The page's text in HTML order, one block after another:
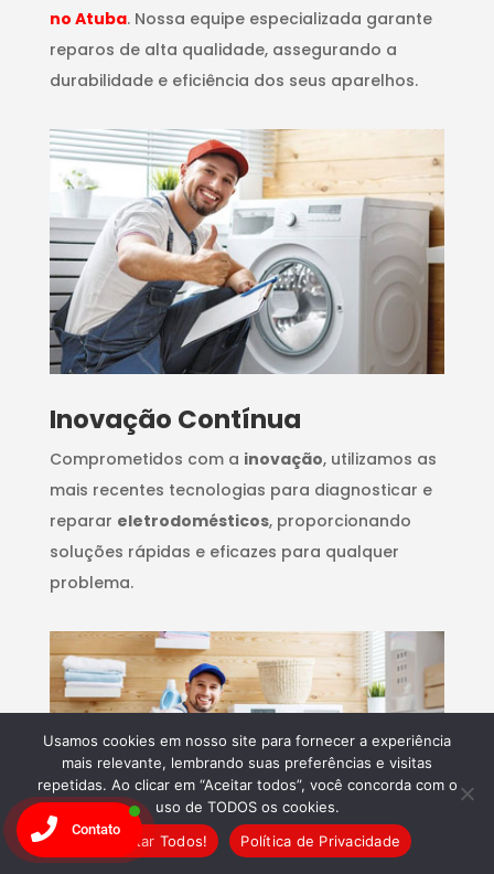
no Atuba. Nossa equipe especializada garante
reparos de alta qualidade, assegurando a
durabilidade e eficiência dos seus aparelhos.
Inovação Contínua
Comprometidos com a inovação, utilizamos as
mais recentes tecnologias para diagnosticar e
reparar eletrodomésticos, proporcionando
soluções rápidas e eficazes para qualquer
problema.
Usamos cookies em nosso site para fornecer a experiência
mais relevante, lembrando suas preferências e visitas
repetidas. Ao clicar em “Aceitar todos”, você concorda com o
uso de TODOS os cookies.
Aceitar Todos!
Política de Privacidade
Contato